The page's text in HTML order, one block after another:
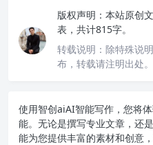
版权声明： 本站原创
表，共计815字。
转载说明： 除特殊说
布，转载请注明出处。
使用智创aiAI智能写作 ，您将
能。无论是撰写专业文章，还
能为您提供丰富的素材和创意